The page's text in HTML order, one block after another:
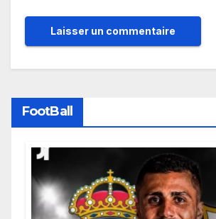
FootBall